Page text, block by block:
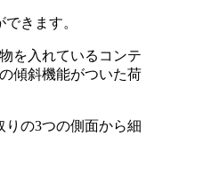
きます。
を入れているコンテ
傾斜機能がついた荷
の3つの側面から細